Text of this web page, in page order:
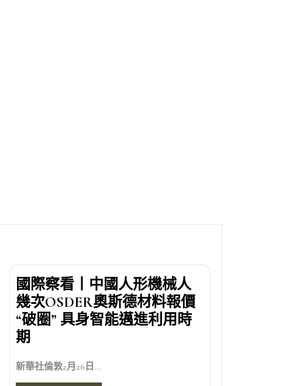
國際察看丨中國人形機械人
幾次OSDER奧斯德材料報價
“破圈” 具身智能邁進利用時
期
新華社倫敦2月26日...